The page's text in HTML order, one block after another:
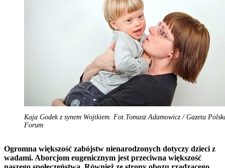
Kaja Godek z synem Wojtkiem. Fot.Tomasz Adamowicz / Gazeta
Forum
Ogromna większość zabójstw nienarodzonych dotyczy dzieci z
wadami. Aborcjom eugenicznym jest przeciwna większość